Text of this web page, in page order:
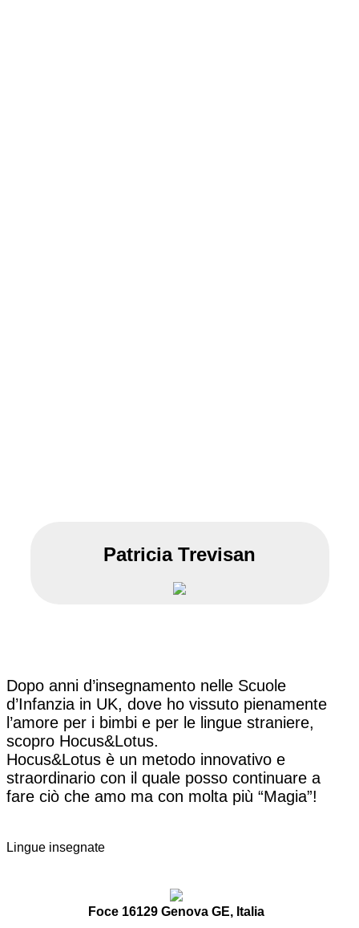
Patricia Trevisan
Dopo anni d’insegnamento nelle Scuole
d’Infanzia in UK, dove ho vissuto pienamente
l’amore per i bimbi e per le lingue straniere,
scopro Hocus&Lotus.
Hocus&Lotus è un metodo innovativo e
straordinario con il quale posso continuare a
fare ciò che amo ma con molta più “Magia”!
Lingue insegnate
Foce 16129 Genova GE, Italia